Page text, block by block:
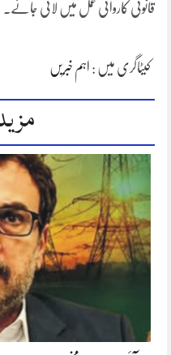
قانونی کاروائی عمل میں لائی جائے۔
کیٹاگری میں : اہم خبریں